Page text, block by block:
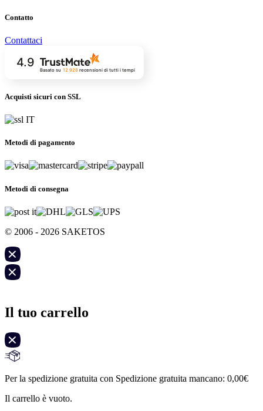
Contatto
Contattaci
4.9
Basato su 12 928recensioni di tutti i tempi
Acquisti sicuri con SSL
Metodi di pagamento
Metodi di consegna
© 2006 - 2026 SAKETOS
Il tuo carrello
Per la spedizione gratuita con Spedizione gratuita mancano: 0,00€
Il carrello è vuoto.